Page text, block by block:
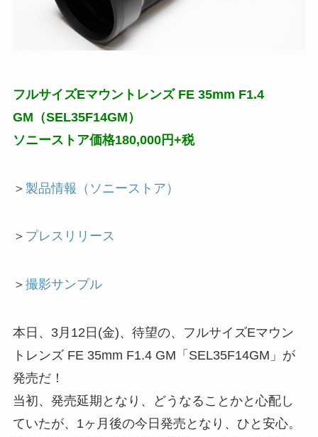
フルサイズEマウントレンズ FE 35mm F1.4
GM（SEL35F14GM）
ソニーストア価格180,000円+税
＞ 製品情報（ソニーストア）
＞ プレスリリース
＞ 撮影サンプル
本日、3月12日(金)、待望の、フルサイズEマウン
トレンズ FE 35mm F1.4 GM「SEL35F14GM」が
発売だ！
当初、発売延期となり、どうなることかと心配し
ていたが、1ヶ月後の今日発売となり、ひと安心。